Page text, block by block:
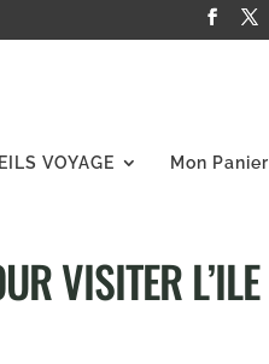
VOYAGE Mon Panier
VISITER L’ILE